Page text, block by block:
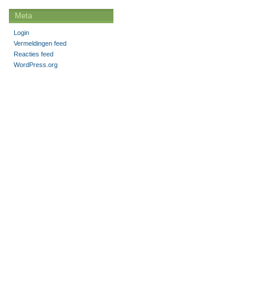
Meta
Login
Vermeldingen feed
Reacties feed
WordPress.org